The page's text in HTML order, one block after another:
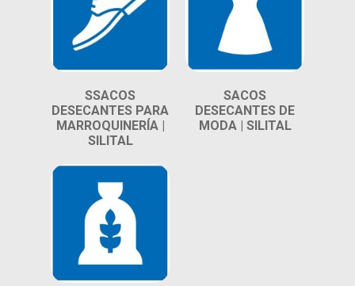
SSACOS
DESECANTES PARA
MARROQUINERÍA |
SILITAL
SACOS
DESECANTES DE
MODA | SILITAL